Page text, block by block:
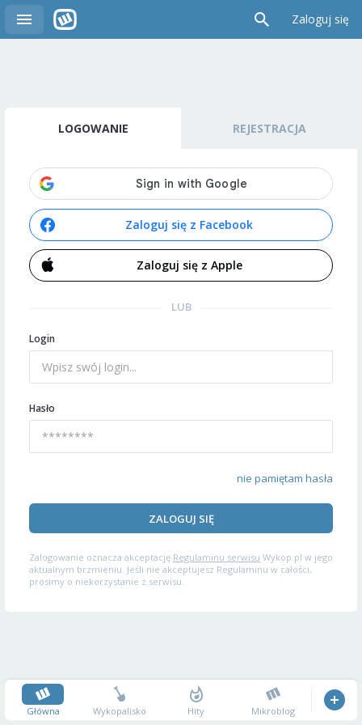
Zaloguj się
LOGOWANIE REJESTRACJA
Zaloguj się z Facebook
Zaloguj się z Apple
LUB
Login
Hasło
nie pamiętam hasła
ZALOGUJ SIĘ
Zalogowanie oznacza akceptację Regulaminu serwisu Wykop.pl w jego
aktualnym brzmieniu. Jeśli nie akceptujesz Regulaminu w całości,
prosimy o niekorzystanie z serwisu.
Główna Wykopalisko Hity Mikroblog